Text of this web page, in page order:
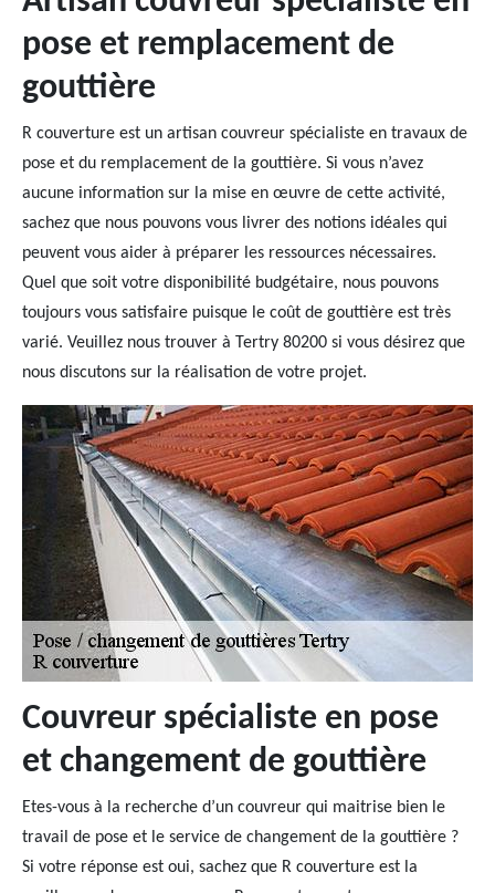
pose et remplacement de
gouttière
R couverture est un artisan couvreur spécialiste en travaux de
pose et du remplacement de la gouttière. Si vous n’avez
aucune information sur la mise en œuvre de cette activité,
sachez que nous pouvons vous livrer des notions idéales qui
peuvent vous aider à préparer les ressources nécessaires.
Quel que soit votre disponibilité budgétaire, nous pouvons
toujours vous satisfaire puisque le coût de gouttière est très
varié. Veuillez nous trouver à Tertry 80200 si vous désirez que
nous discutons sur la réalisation de votre projet.
Couvreur spécialiste en pose
et changement de gouttière
Etes-vous à la recherche d’un couvreur qui maitrise bien le
travail de pose et le service de changement de la gouttière ?
Si votre réponse est oui, sachez que R couverture est la